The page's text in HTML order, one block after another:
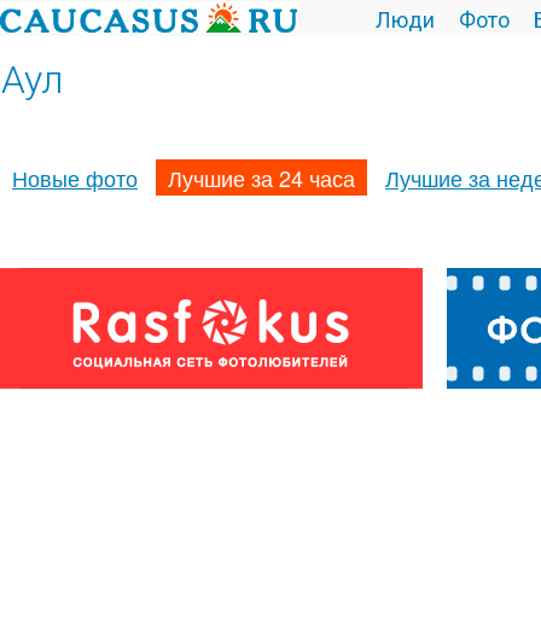
Люди Фото
Аул
Новые фото Лучшие за 24 часа Лучшие за